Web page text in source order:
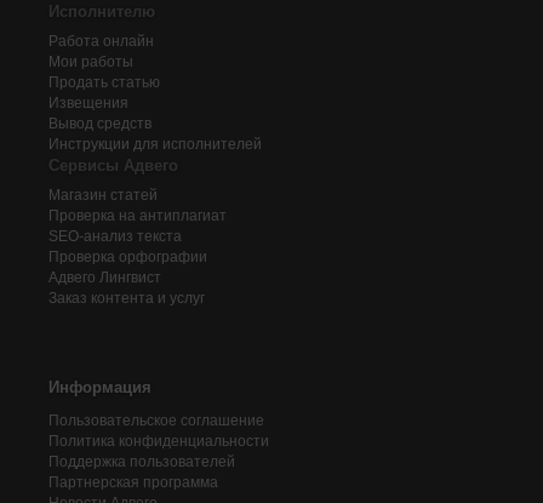
Исполнителю
Работа онлайн
Мои работы
Продать статью
Извещения
Вывод средств
Инструкции для исполнителей
Сервисы Адвего
Магазин статей
Проверка на антиплагиат
SEO-анализ текста
Проверка орфографии
Адвего Лингвист
Заказ контента и услуг
Информация
Пользовательское соглашение
Политика конфиденциальности
Поддержка пользователей
Партнерская программа